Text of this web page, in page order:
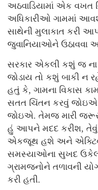
અઠવાડિયામાં એક વખત
અધિકારીઓ ગામમાં
સાથેની મુલાકાત કરી
જુવાનિયાઓને ઉઠાવવા
સરકાર એકલી કશું જ ના
જોડાય તો કશું બાકી ન
હતું કે, ગામના વિકાસ
સતત ચિંતન કરવું જોઇએ
જોઇએ. તેમજ મારી
હું આપને મદદ કરીશ, તેવું
એકજૂથ હશે અને
સમસ્યાઓના સુખદ ઉકેલ
ગ્રામજનોને તળાવની
કરી હતી.